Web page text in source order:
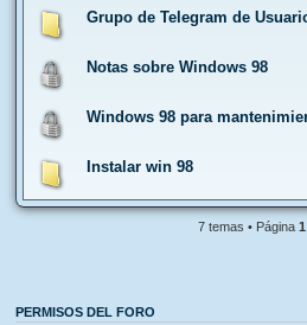
Grupo de Telegram de
Notas sobre Windows 98
Windows 98 para
Instalar win 98
7 temas • Página 1
PERMISOS DEL FORO